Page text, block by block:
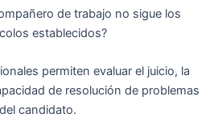
de trabajo no sigue los
establecidos?
permiten evaluar el juicio, la
de resolución de problemas
del candidato.